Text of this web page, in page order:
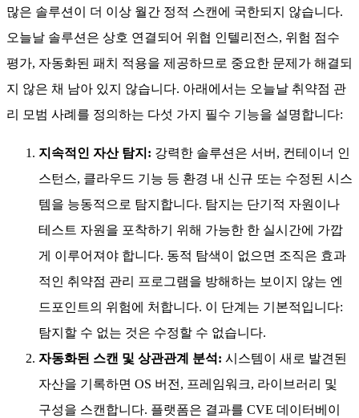
많은 솔루션이 더 이상 월간 정적 스캔에 국한되지 않습니다.
오늘날 솔루션은 상호 연결되어 위협 인텔리전스, 위험 점수
평가, 자동화된 패치 적용을 제공하므로 중요한 문제가 해결되
지 않은 채 남아 있지 않습니다. 아래에서는 오늘날 취약점 관
리 모범 사례를 정의하는 다섯 가지 필수 기능을 설명합니다:
지속적인 자산 탐지: 강력한 솔루션은 서버, 컨테이너 인
스턴스, 클라우드 기능 등 환경 내 신규 또는 수정된 시스
템을 능동적으로 탐지합니다. 탐지는 단기적 자원이나
테스트 자원을 포착하기 위해 가능한 한 실시간에 가깝
게 이루어져야 합니다. 동적 탐색이 없으면 조직은 효과
적인 취약점 관리 프로그램을 방해하는 보이지 않는 엔
드포인트의 위험에 처합니다. 이 단계는 기본적입니다:
탐지할 수 없는 것은 수정할 수 없습니다.
자동화된 스캔 및 상관관계 분석: 시스템이 새로 발견된
자산을 기록하면 OS 버전, 프레임워크, 라이브러리 및
구성을 스캔합니다. 플랫폼은 결과를 CVE 데이터베이